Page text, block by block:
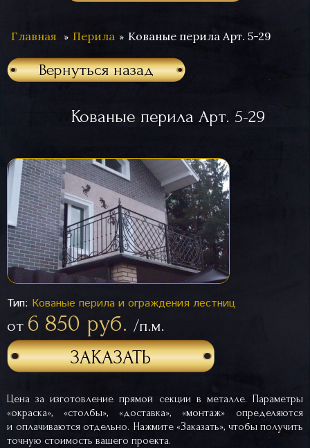
Главная Перила Кованые перила Арт. 5-29
Вернуться назад
Кованые перила Арт. 5-29
Тип: Кованые перила и ограждения лестниц
от 6 850 руб. /п.м.
ЗАКАЗАТЬ
Цена за изготовление прямой секции в металле. Параметры
«окраска», «столбы», «доставка», «монтаж» определяются
и оплачиваются отдельно. Нажмите «Заказать», чтобы получить
точную стоимость вашего проекта.